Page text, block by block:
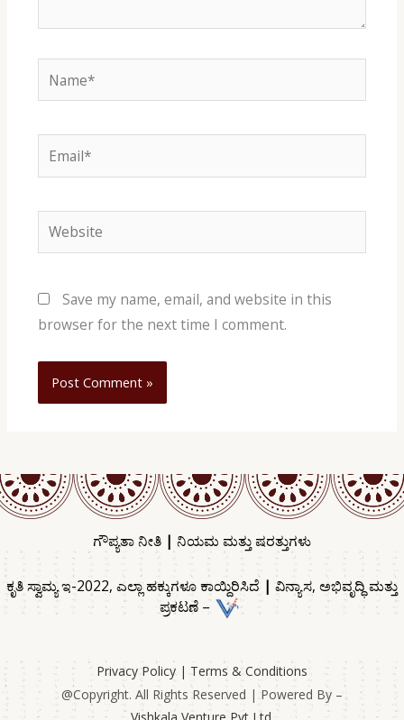
Name*
Email*
Website
Save my name, email, and website in this
browser for the next time I comment.
ಗೌಪ್ಯತಾ ನೀತಿ | ನಿಯಮ ಮತ್ತು ಷರತ್ತುಗಳು
ಕೃತಿ ಸ್ವಾಮ್ಯ ಇ-2022, ಎಲ್ಲಾ ಹಕ್ಕುಗಳೂ ಕಾಯ್ದಿರಿಸಿದೆ | ವಿನ್ಯಾಸ, ಅಭಿವೃದ್ಧಿ ಮತ್ತು
ಪ್ರಕಟಣೆ –
Privacy Policy | Terms & Conditions
@Copyright. All Rights Reserved | Powered By –